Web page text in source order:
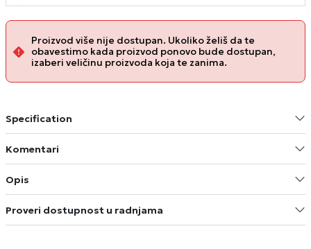
Proizvod više nije dostupan. Ukoliko želiš da te
obavestimo kada proizvod ponovo bude dostupan,
izaberi veličinu proizvoda koja te zanima.
Specification
Komentari
Opis
Proveri dostupnost u radnjama